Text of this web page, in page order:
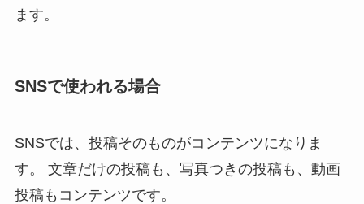
ます。
SNSで使われる場合
SNSでは、投稿そのものがコンテンツになりま
す。 文章だけの投稿も、写真つきの投稿も、動画
投稿もコンテンツです。